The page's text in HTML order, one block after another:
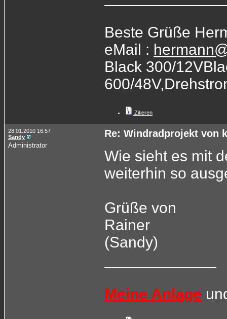
Beste Grüße
eMail :
Black 300/
600/
Zitieren
28.01.2010 16:57
Sandy
Administrator
Re: Windradprojekt von
Wie sieht es mit
weiterhin so
Grüße von
Rainer
(Sandy)
Meine Anlage